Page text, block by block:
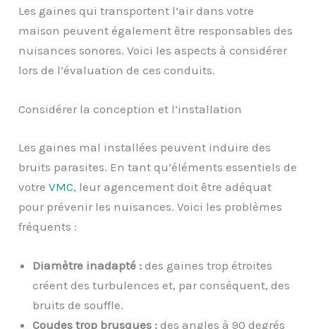
Les gaines qui transportent l’air dans votre
maison peuvent également être responsables des
nuisances sonores. Voici les aspects à considérer
lors de l’évaluation de ces conduits.
Considérer la conception et l’installation
Les gaines mal installées peuvent induire des
bruits parasites. En tant qu’éléments essentiels de
votreVMC, leur agencement doit être adéquat
pour prévenir les nuisances. Voici les problèmes
fréquents :
Diamètre inadapté : des gaines trop étroites
créent des turbulences et, par conséquent, des
bruits de souffle.
Coudes trop brusques : des angles à 90 degrés